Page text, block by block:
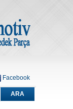
Facebook
ARA